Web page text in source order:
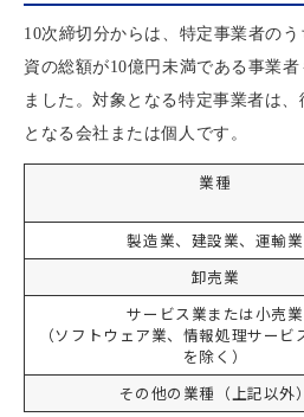
10次締切分からは、特定事業者の
資の総額が10億円未満である事業
ました。対象となる特定事業者は
となる会社または個人です。
業種
製造業、建設業、運輸業
卸売業
サービス業または小売業
（ソフトウェア業、情報処理サービ
を除く）
その他の業種（上記以外）